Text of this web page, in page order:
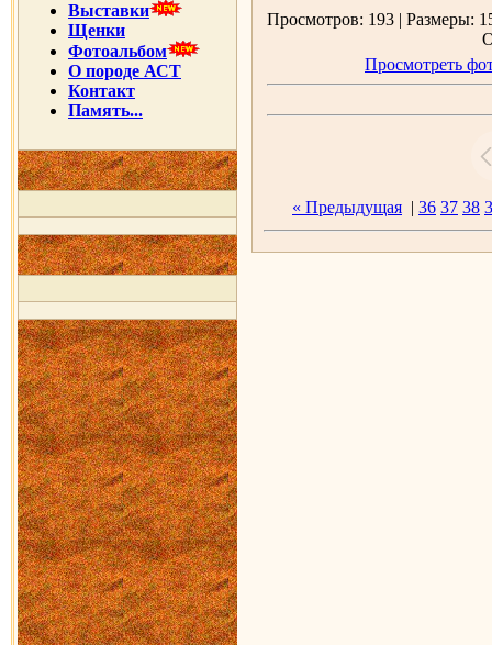
Выставки
Щенки
Фотоальбом
О породе АСТ
Контакт
Память...
Просмотров: 193 | Размеры:
Просмотреть
« Предыдущая | 36 37 38